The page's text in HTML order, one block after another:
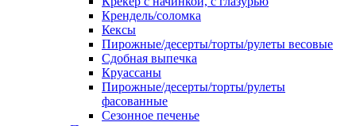
Крендель/соломка
Кексы
Пирожные/десерты/торты/рулеты весовые
Сдобная выпечка
Круассаны
Пирожные/десерты/торты/рулеты
фасованные
Сезонное печенье